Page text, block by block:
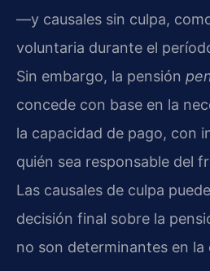
—y causales sin culpa,
voluntaria durante el
Sin embargo, la pensión
concede con base en la
la capacidad de pago, con
quién sea responsable del
Las causales de culpa
decisión final sobre la
no son determinantes en la